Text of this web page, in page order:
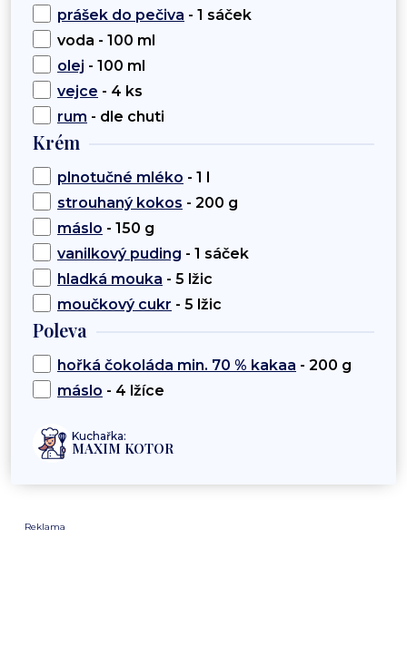
prášek do pečiva - 1 sáček
voda - 100 ml
olej - 100 ml
vejce - 4 ks
rum - dle chuti
Krém
plnotučné mléko - 1 l
strouhaný kokos - 200 g
máslo - 150 g
vanilkový puding - 1 sáček
hladká mouka - 5 lžic
moučkový cukr - 5 lžic
Poleva
hořká čokoláda min. 70 % kakaa - 200 g
máslo - 4 lžíce
Kuchařka:
MAXIM KOTOR
Reklama